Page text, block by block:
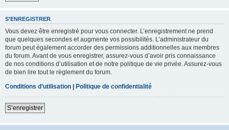
S’ENREGISTRER
Vous devez être enregistré pour vous connecter. L’enregistrement ne prend
que quelques secondes et augmente vos possibilités. L’administrateur du
forum peut également accorder des permissions additionnelles aux membres
du forum. Avant de vous enregistrer, assurez-vous d’avoir pris connaissance
de nos conditions d’utilisation et de notre politique de vie privée. Assurez-vous
de bien lire tout le règlement du forum.
Conditions d’utilisation | Politique de confidentialité
S’enregistrer